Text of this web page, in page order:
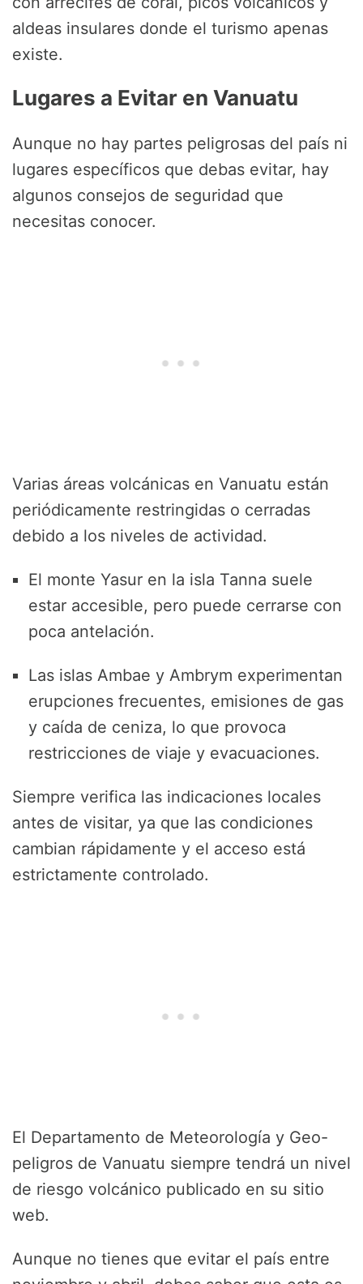
aldeas insulares donde el turismo apenas
existe.
Lugares a Evitar en Vanuatu
Aunque no hay partes peligrosas del país ni
lugares específicos que debas evitar, hay
algunos consejos de seguridad que
necesitas conocer.
Varias áreas volcánicas en Vanuatu están
periódicamente restringidas o cerradas
debido a los niveles de actividad.
El monte Yasur en la isla Tanna suele
estar accesible, pero puede cerrarse con
poca antelación.
Las islas Ambae y Ambrym experimentan
erupciones frecuentes, emisiones de gas
y caída de ceniza, lo que provoca
restricciones de viaje y evacuaciones.
Siempre verifica las indicaciones locales
antes de visitar, ya que las condiciones
cambian rápidamente y el acceso está
estrictamente controlado.
El Departamento de Meteorología y Geo-
peligros de Vanuatu siempre tendrá un nivel
de riesgo volcánico publicado en su sitio
web.
Aunque no tienes que evitar el país entre